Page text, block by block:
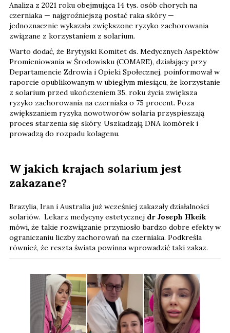
Analiza z 2021 roku obejmująca 14 tys. osób chorych na
czerniaka — najgroźniejszą postać raka skóry —
jednoznacznie wykazała zwiększone ryzyko zachorowania
związane z korzystaniem z solarium.
Warto dodać, że Brytyjski Komitet ds. Medycznych Aspektów
Promieniowania w Środowisku (COMARE), działający przy
Departamencie Zdrowia i Opieki Społecznej, poinformował w
raporcie opublikowanym w ubiegłym miesiącu, że korzystanie
z solarium przed ukończeniem 35. roku życia zwiększa
ryzyko zachorowania na czerniaka o 75 procent. Poza
zwiększaniem ryzyka nowotworów solaria przyspieszają
proces starzenia się skóry. Uszkadzają DNA komórek i
prowadzą do rozpadu kolagenu.
W jakich krajach solarium jest
zakazane?
Brazylia, Iran i Australia już wcześniej zakazały działalności
solariów. Lekarz medycyny estetycznej dr Joseph Hkeik
mówi, że takie rozwiązanie przyniosło bardzo dobre efekty w
ograniczaniu liczby zachorowań na czerniaka. Podkreśla
również, że reszta świata powinna wprowadzić taki zakaz.